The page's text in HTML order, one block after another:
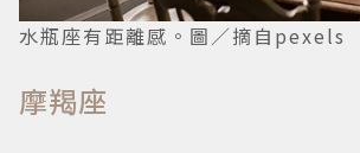
水瓶座有距離感。圖／摘自pexels
摩羯座